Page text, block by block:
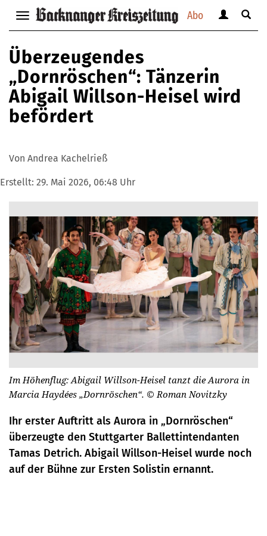
Abo
Navigation
anzeigen
verbergen
anzeigen
Suche
Überzeugendes
„Dornröschen“: Tänzerin
Abigail Willson-Heisel wird
befördert
Von Andrea Kachelrieß
Erstellt: 29. Mai 2026, 06:48 Uhr
Im Höhenflug: Abigail Willson-Heisel tanzt die Aurora in
Marcia Haydées „Dornröschen“. © Roman Novitzky
Ihr erster Auftritt als Aurora in „Dornröschen“
überzeugte den Stuttgarter Ballettintendanten
Tamas Detrich. Abigail Willson-Heisel wurde noch
auf der Bühne zur Ersten Solistin ernannt.